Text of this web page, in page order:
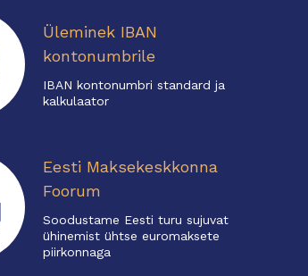
Üleminek IBAN
kontonumbrile
IBAN kontonumbri standard ja
kalkulaator
Eesti Maksekeskkonna
Foorum
Soodustame Eesti turu sujuvat
ühinemist ühtse euromaksete
piirkonnaga